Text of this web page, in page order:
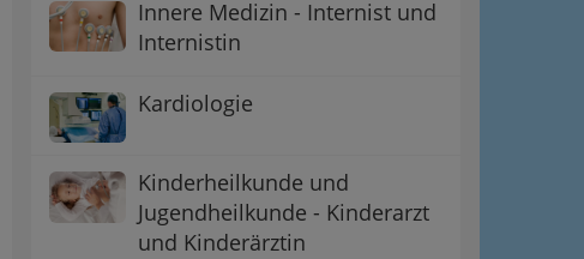
Innere Medizin - Internist und
Internistin
Kardiologie
Kinderheilkunde und
Jugendheilkunde - Kinderarzt
und Kinderärztin